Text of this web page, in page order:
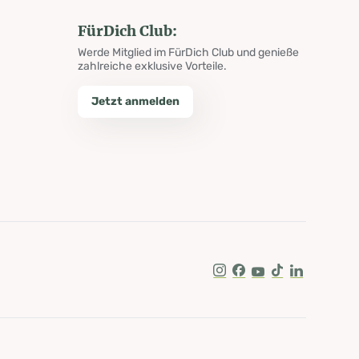
FürDich Club:
Werde Mitglied im FürDich Club und genieße
zahlreiche exklusive Vorteile.
Jetzt anmelden
Instagram
Facebook
Youtube
Tik TokLinkedIn